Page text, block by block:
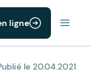
ligne
le 20.04.2021